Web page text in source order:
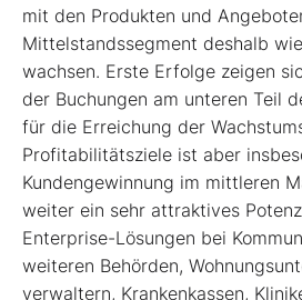
mit den Produkten und
Mittelstandssegment deshalb
wachsen. Erste Erfolge zeigen
der Buchungen am unteren Teil
für die Erreichung der
Profitabilitätsziele ist aber
Kundengewinnung im mittleren
weiter ein sehr attraktives
Enterprise-Lösungen bei
weiteren Behörden,
verwaltern, Krankenkassen,